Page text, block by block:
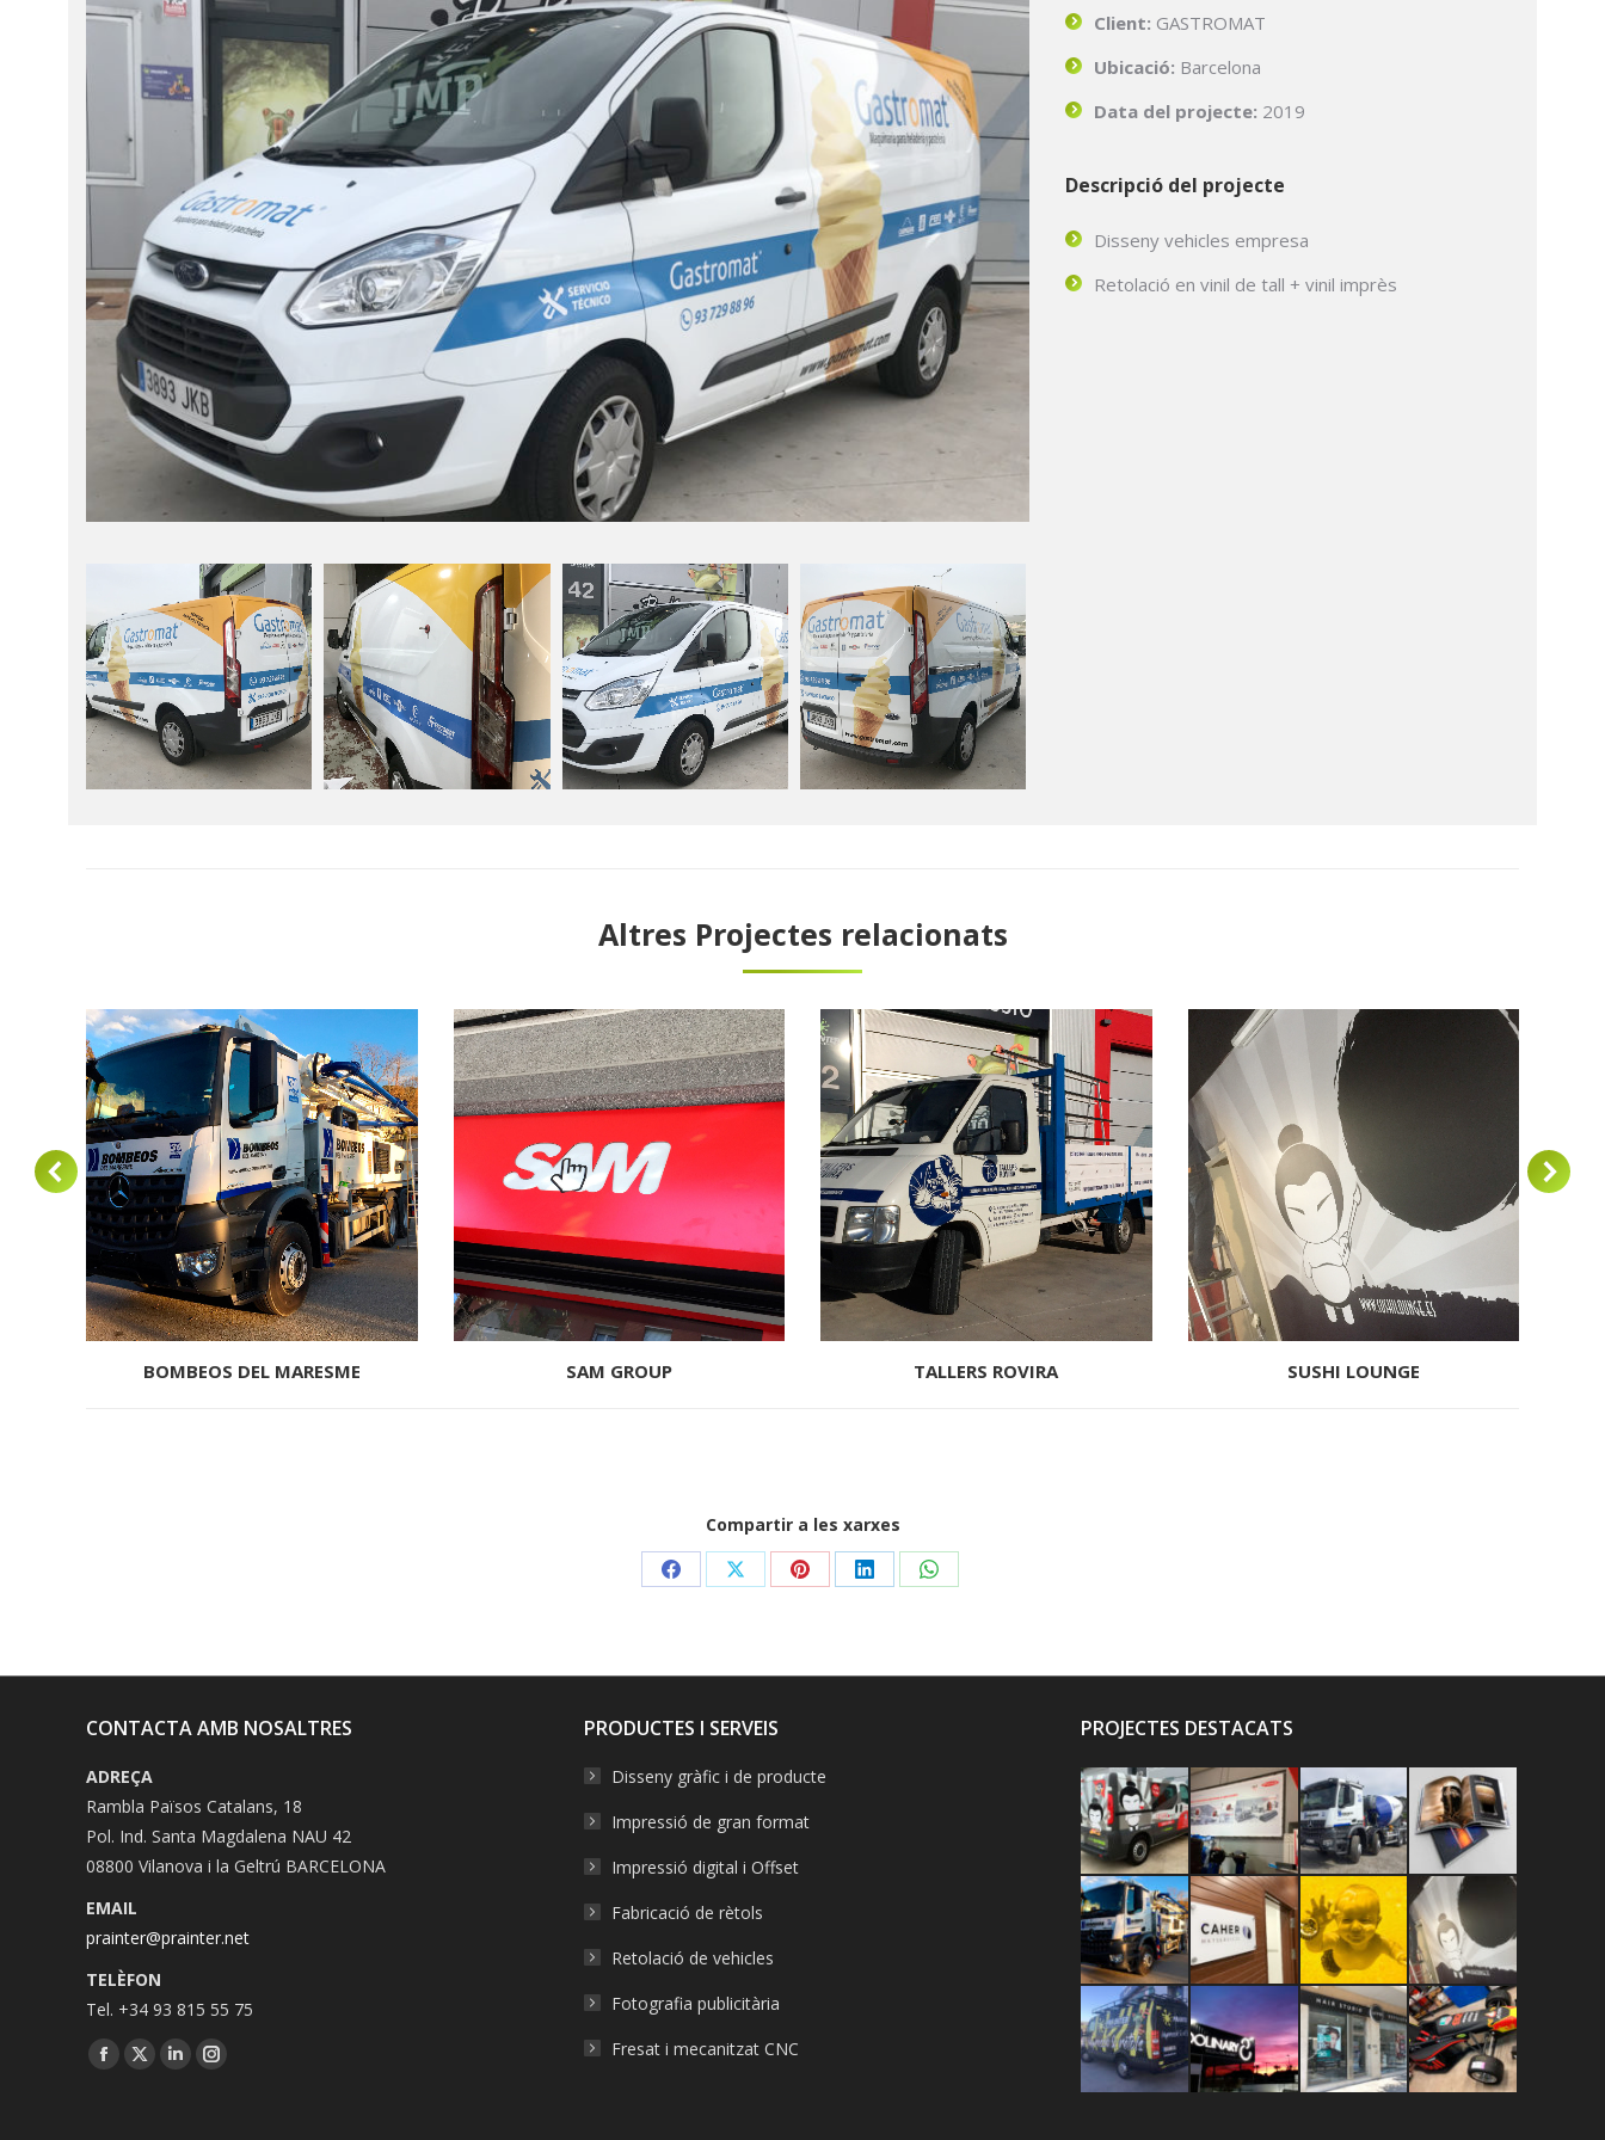
Client: GASTROMAT
Ubicació: Barcelona
Data del projecte: 2019
Descripció del projecte
Disseny vehicles empresa
Retolació en vinil de tall + vinil imprès
Altres Projectes relacionats
BOMBEOS DEL MARESME SAM GROUP TALLERS ROVIRA SUSHI LOUNGE
Compartir a les xarxes
Share Share Share Share Share
CONTACTA AMB NOSALTRES
ADREÇA
Rambla Països Catalans, 18
Pol. Ind. Santa Magdalena NAU 42
08800 Vilanova i la Geltrú BARCELONA
EMAIL
prainter@prainter.net
TELÈFON
Tel. +34 93 815 55 75
Facebook
TwitterLinkedinInstagram
PRODUCTES I SERVEIS
Disseny gràfic i de producte
Impressió de gran format
Impressió digital i Offset
Fabricació de rètols
Retolació de vehicles
Fotografia publicitària
Fresat i mecanitzat CNC
PROJECTES DESTACATS